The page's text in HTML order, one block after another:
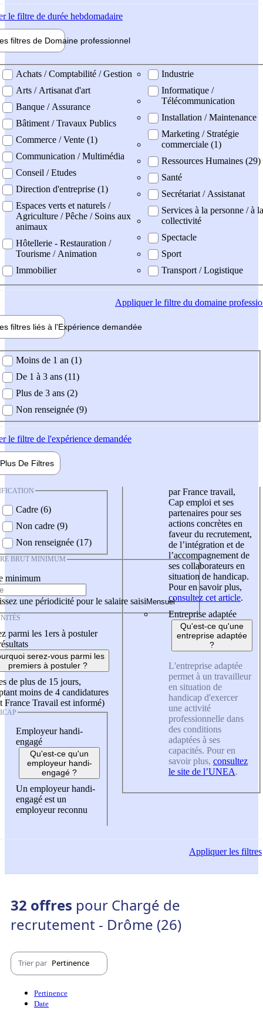
le filtre de durée hebdomadaire
filtres de Domaine professionnel
professionel
Achats / Comptabilité / Gestion
Arts / Artisanat d'art
Banque / Assurance
Bâtiment / Travaux Publics
Commerce / Vente (1)
Communication / Multimédia
Conseil / Etudes
Direction d'entreprise (1)
Espaces verts et naturels /
Agriculture / Pêche / Soins aux
animaux
Hôtellerie - Restauration /
Tourisme / Animation
Immobilier
Industrie
Informatique /
Télécommunication
Installation / Maintenance
Marketing / Stratégie
commerciale (1)
Ressources Humaines (29)
Santé
Secrétariat / Assistanat
Services à la personne / à la
collectivité
Spectacle
Sport
Transport / Logistique
Appliquerle filtre du domaine
filtres liés à l'Expérience demandée
demandée
Moins de 1 an (1)
De 1 à 3 ans (11)
Plus de 3 ans (2)
Non renseignée (9)
le filtre de l'expérience demandée
Plus De Filtres
Cadre (6)
Non cadre (9)
Non renseignée (17)
BRUT MINIMUM
minimum
une périodicité pour le salaire saisi
parmi les 1ers à postuler
serez-vous parmi les
premiers à postuler ?
de plus de 15 jours,
moins de 4 candidatures
France Travail est informé)
Employeur handi-
engagé
Qu'est-ce qu'un
employeur handi-
engagé ?
Un employeur handi-
engagé est un
employeur reconnu
par France travail,
Cap emploi et ses
partenaires pour ses
actions concrètes en
faveur du recrutement,
de l’intégration et de
l’accompagnement de
ses collaborateurs en
situation de handicap.
Pour en savoir plus,
consultez cet article.
Entreprise adaptée
Qu'est-ce qu'une
entreprise adaptée
?
L'entreprise adaptée
permet à un travailleur
en situation de
handicap d'exercer
une activité
professionnelle dans
des conditions
adaptées à ses
capacités. Pour en
savoir plus, consultez
le site de l’UNEA.
Appliquerles filtres
32 offres pour Chargé de
recrutement - Drôme (26)
Trier par Pertinence
Pertinence
Date